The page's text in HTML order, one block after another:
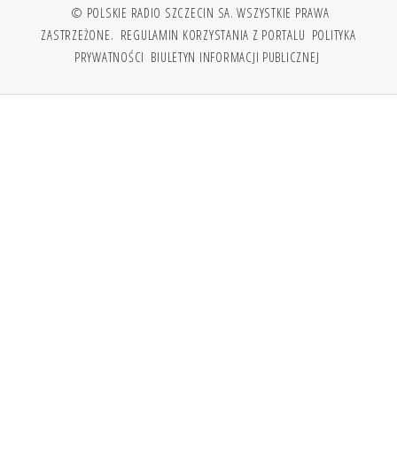
© POLSKIE RADIO SZCZECIN SA. WSZYSTKIE PRAWA
ZASTRZEŻONE. REGULAMIN KORZYSTANIA Z PORTALU POLITYKA
PRYWATNOŚCI BIULETYN INFORMACJI PUBLICZNEJ